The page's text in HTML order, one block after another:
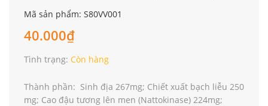
Mã sản phẩm: S80VV001
40.000₫
Tình trạng: Còn hàng
Thành phần: Sinh địa 267mg; Chiết xuất bạch liễu 250
mg; Cao đậu tương lên men (Nattokinase) 224mg;